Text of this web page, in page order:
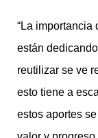
“La importancia
están
reutilizar se ve
esto tiene a
estos aportes